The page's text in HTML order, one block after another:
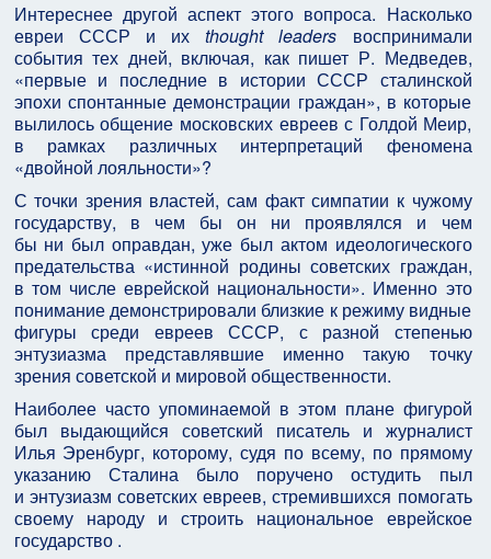
Интереснее другой аспект этого вопроса. Насколько
евреи СССР и ихthought leaders воспринимали
события тех дней, включая, как пишет Р. Медведев,
«первые и последние в истории СССР сталинской
эпохи спонтанные демонстрации граждан», в которые
вылилось общение московских евреев с Голдой Меир,
в рамках различных интерпретаций феномена
«двойной лояльности»?
С точки зрения властей, сам факт симпатии к чужому
государству, в чем бы он ни проявлялся и чем
бы ни был оправдан, уже был актом идеологического
предательства «истинной родины советских граждан,
в том числе еврейской национальности». Именно это
понимание демонстрировали близкие к режиму видные
фигуры среди евреев СССР, с разной степенью
энтузиазма представлявшие именно такую точку
зрения советской и мировой общественности.
Наиболее часто упоминаемой в этом плане фигурой
был выдающийся советский писатель и журналист
Илья Эренбург, которому, судя по всему, по прямому
указанию Сталина было поручено остудить пыл
и энтузиазм советских евреев, стремившихся помогать
своему народу и строить национальное еврейское
государство .